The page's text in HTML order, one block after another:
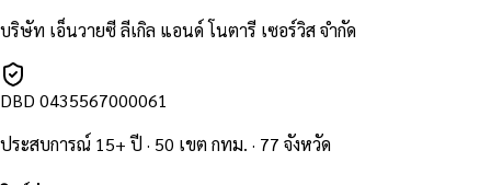
บริษัท เอ็นวายซี ลีเกิล แอนด์ โนตารี เซอร์วิส จำกัด
DBD 0435567000061
ประสบการณ์ 15+ ปี · 50 เขต กทม. · 77 จังหวัด